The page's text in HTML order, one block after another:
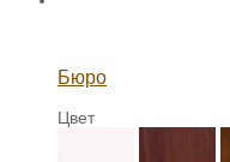
Бюро
Цвет